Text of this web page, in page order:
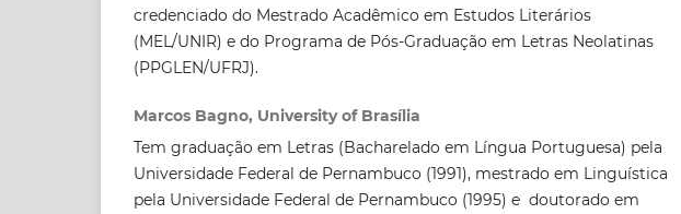
credenciado do Mestrado Acadêmico em Estudos Literários
(MEL/UNIR) e do Programa de Pós-Graduação em Letras Neolatinas
(PPGLEN/UFRJ).
Marcos Bagno, University of Brasília
Tem graduação em Letras (Bacharelado em Língua Portuguesa) pela
Universidade Federal de Pernambuco (1991), mestrado em Linguística
pela Universidade Federal de Pernambuco (1995) e doutorado em